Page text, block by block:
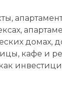
домах,
кафе и